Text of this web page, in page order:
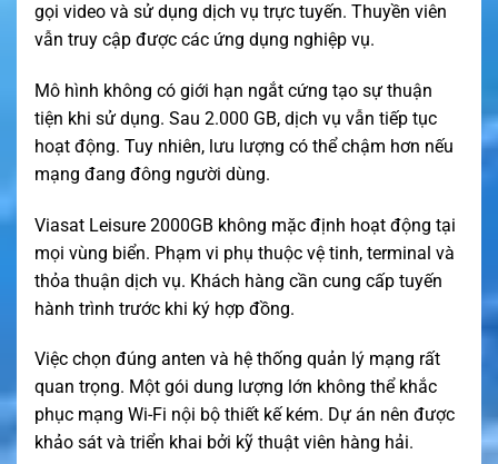
gọi video và sử dụng dịch vụ trực tuyến. Thuyền viên
vẫn truy cập được các ứng dụng nghiệp vụ.
Mô hình không có giới hạn ngắt cứng tạo sự thuận
tiện khi sử dụng. Sau 2.000 GB, dịch vụ vẫn tiếp tục
hoạt động. Tuy nhiên, lưu lượng có thể chậm hơn nếu
mạng đang đông người dùng.
Viasat Leisure 2000GB không mặc định hoạt động tại
mọi vùng biển. Phạm vi phụ thuộc vệ tinh, terminal và
thỏa thuận dịch vụ. Khách hàng cần cung cấp tuyến
hành trình trước khi ký hợp đồng.
Việc chọn đúng anten và hệ thống quản lý mạng rất
quan trọng. Một gói dung lượng lớn không thể khắc
phục mạng Wi-Fi nội bộ thiết kế kém. Dự án nên được
khảo sát và triển khai bởi kỹ thuật viên hàng hải.